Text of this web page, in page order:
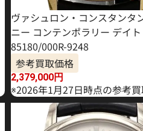
ヴァシュロン・コンスタンタ
ニー コンテンポラリー デイト
85180/000R-9248
参考買取価格
2,379,000円
※2026年1月27日時点の参考